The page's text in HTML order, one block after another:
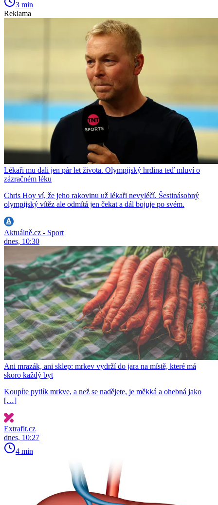
3 min
Reklama
Lékaři mu dali jen pár let života. Olympijský hrdina teď mluví o
zázračném léku
Chris Hoy ví, že jeho rakovinu už lékaři nevyléčí. Šestinásobný
olympijský vítěz ale odmítá jen čekat a dál bojuje po svém.
Aktuálně.cz - Sport
dnes, 10:30
Ani mrazák, ani sklep: mrkev vydrží do jara na místě, které má
skoro každý byt
Koupíte pytlík mrkve, a než se nadějete, je měkká a ohebná jako
[…]
Extrafit.cz
dnes, 10:27
4 min